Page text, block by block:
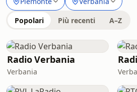
Popolari Più recenti A–Z
Radio Verbania
Verbania